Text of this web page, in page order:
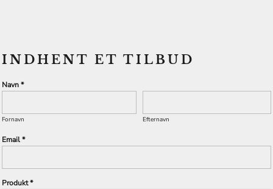
INDHENT ET TILBUD
Navn *
Fornavn Efternavn
Email *
Produkt *